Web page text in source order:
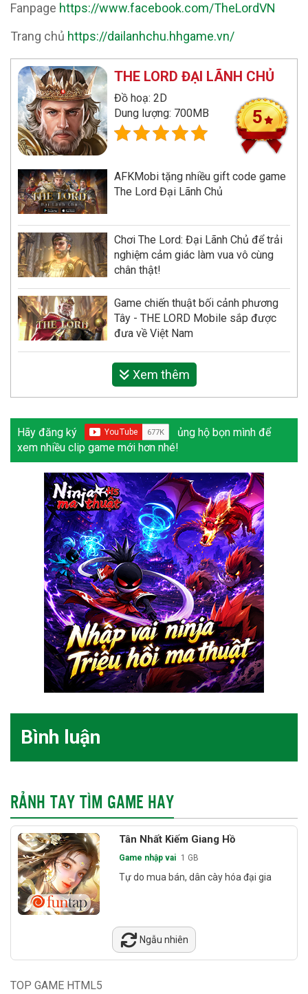
Fanpage https://www.facebook.com/TheLordVN
Trang chủ https://dailanhchu.hhgame.vn/
THE LORD ĐẠI LÃNH CHỦ
Đồ hoạ: 2D
Dung lượng: 700MB
5
AFKMobi tặng nhiều gift code game
The Lord Đại Lãnh Chủ
Chơi The Lord: Đại Lãnh Chủ để trải
nghiệm cảm giác làm vua vô cùng
chân thật!
Game chiến thuật bối cảnh phương
Tây - THE LORD Mobile sắp được
đưa về Việt Nam
Xem thêm
Hãy đăng ký
ủng hộ bọn mình để
xem nhiều clip game mới hơn nhé!
Bình luận
RẢNH TAY TÌM GAME HAY
Tân Nhất Kiếm Giang Hồ
Game nhập vai 1 GB
Tự do mua bán, dân cày hóa đại gia
Ngẫu nhiên
TOP GAME HTML5